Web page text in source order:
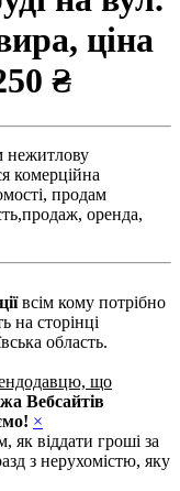
ціна
₴
нежитлову
комерційна
продам
продаж, оренда,
всім кому потрібно
на сторінці
область.
що
Вебсайтів
×
як віддати гроші за
з нерухомістю, яку